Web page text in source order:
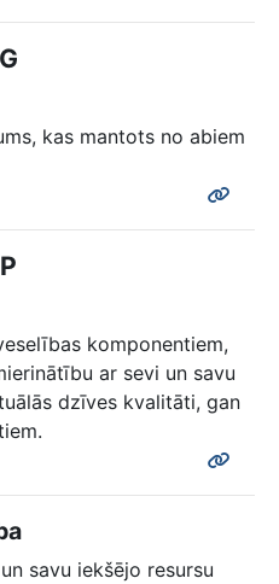
G
kas mantots no abiem
P
komponentiem,
ar sevi un savu
dzīves kvalitāti, gan
savu iekšējo resursu